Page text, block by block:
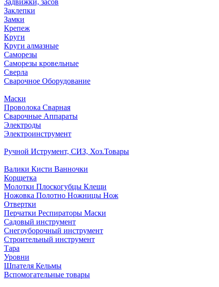
Заклепки
Замки
Крепеж
Круги
Круги алмазные
Саморезы
Саморезы кровельные
Сверла
Сварочное Оборудование
Маски
Проволока Сварная
Сварочные Аппараты
Электроды
Электроинструмент
Ручной Иструмент, СИЗ, Хоз.Товары
Валики Кисти Ванночки
Корщетка
Молотки Плоскогубцы Клещи
Ножовка Полотно Ножницы Нож
Отвертки
Перчатки Респираторы Маски
Садовый инструмент
Снегоуборочный инструмент
Строительный инструмент
Тара
Уровни
Шпателя Кельмы
Вспомогательные товары